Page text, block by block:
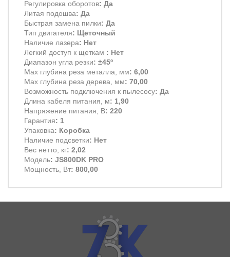
Регулировка оборотов: Да
Литая подошва: Да
Быстрая замена пилки: Да
Тип двигателя: Щеточный
Наличие лазера: Нет
Легкий доступ к щеткам : Нет
Диапазон угла резки: ±45º
Max глубина реза металла, мм: 6,00
Max глубина реза дерева, мм: 70,00
Возможность подключения к пылесосу: Да
Длина кабеля питания, м: 1,90
Напряжение питания, В: 220
Гарантия: 1
Упаковка: Коробка
Наличие подсветки: Нет
Вес нетто, кг: 2,02
Модель: JS800DK PRO
Мощность, Вт: 800,00